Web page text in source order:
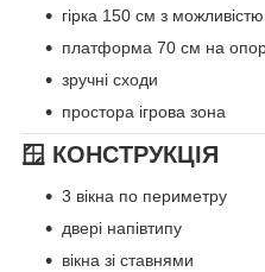
гірка 150 см з
платформа 70 см на
зручні сходи
простора ігрова зона
🪟 КОНСТРУКЦІЯ
3 вікна по периметру
двері напівтипу
вікна зі ставнями